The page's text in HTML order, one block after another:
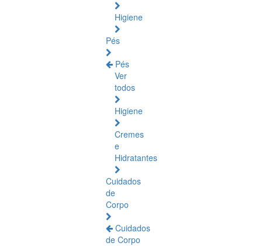
Higiene
Pés
Pés
Ver
todos
Higiene
Cremes
e
Hidratantes
Cuidados
de
Corpo
Cuidados
de Corpo